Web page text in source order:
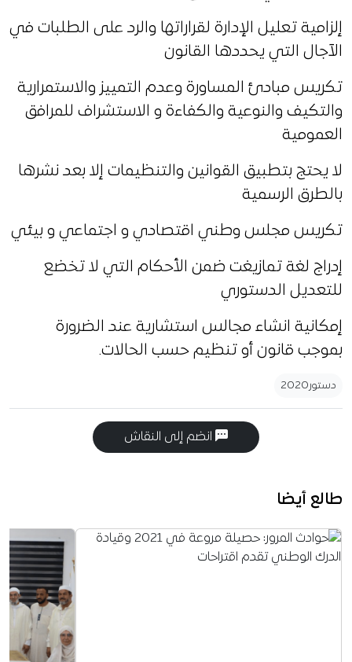
إلزامية تعليل الإدارة لقراراتها والرد على الطلبات في
الآجال التي يحددها القانون
تكريس مبادئ المساورة وعدم التمييز والاستمرارية
والتكيف والنوعية والكفاءة و الاستشراف للمرافق
العمومية
لا يحتج بتطبيق القوانين والتنظيمات إلا بعد نشرها
بالطرق الرسمية
تكريس مجلس وطني اقتصادي و اجتماعي و بيئي
إدراج لغة تمازيغت ضمن الأحكام التي لا تخضع
للتعديل الدستوري
إمكانية انشاء مجالس استشارية عند الضرورة
بموجب قانون أو تنظيم حسب الحالات.
دستور2020
انضم إلى النقاش
طالع أيضا